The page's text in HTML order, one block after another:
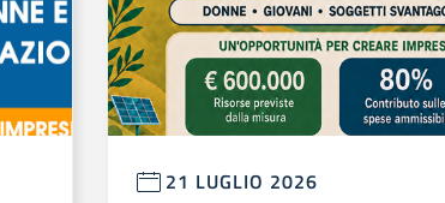
21 LUGLIO 2026